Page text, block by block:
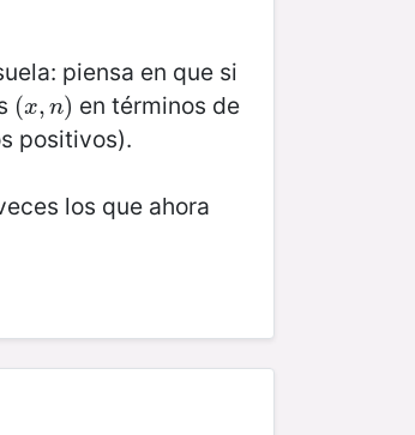
piensa en que si
(x, n)
(x,n) en términos de
positivos).
los que ahora